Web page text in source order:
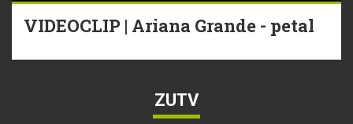
VIDEOCLIP | Ariana Grande - petal
ZUTV